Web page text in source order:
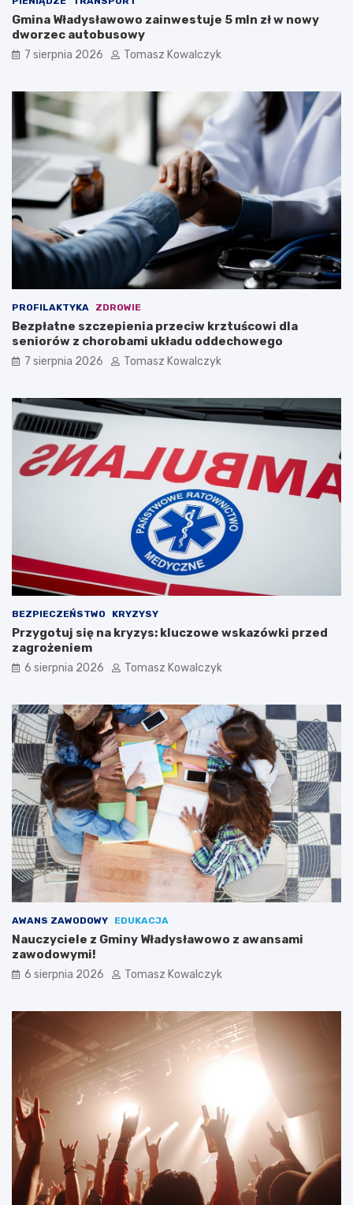
Gmina Władysławowo zainwestuje 5 mln zł w nowy
dworzec autobusowy
7 sierpnia 2026 Tomasz Kowalczyk
PROFILAKTYKA ZDROWIE
Bezpłatne szczepienia przeciw krztuścowi dla
seniorów z chorobami układu oddechowego
7 sierpnia 2026 Tomasz Kowalczyk
BEZPIECZEŃSTWO KRYZYSY
Przygotuj się na kryzys: kluczowe wskazówki przed
zagrożeniem
6 sierpnia 2026 Tomasz Kowalczyk
AWANS ZAWODOWY EDUKACJA
Nauczyciele z Gminy Władysławowo z awansami
zawodowymi!
6 sierpnia 2026 Tomasz Kowalczyk